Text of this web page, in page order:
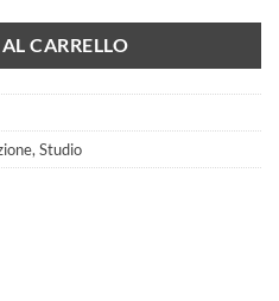
CARRELLO
,Studio